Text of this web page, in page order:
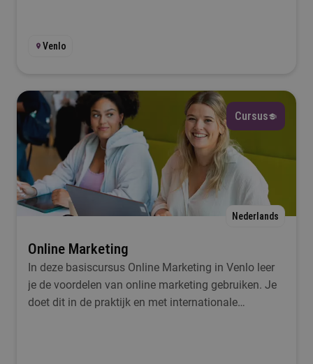
Venlo
Cursus
Nederlands
Online Marketing
In deze basiscursus Online Marketing in Venlo leer
je de voordelen van online marketing gebruiken. Je
doet dit in de praktijk en met internationale